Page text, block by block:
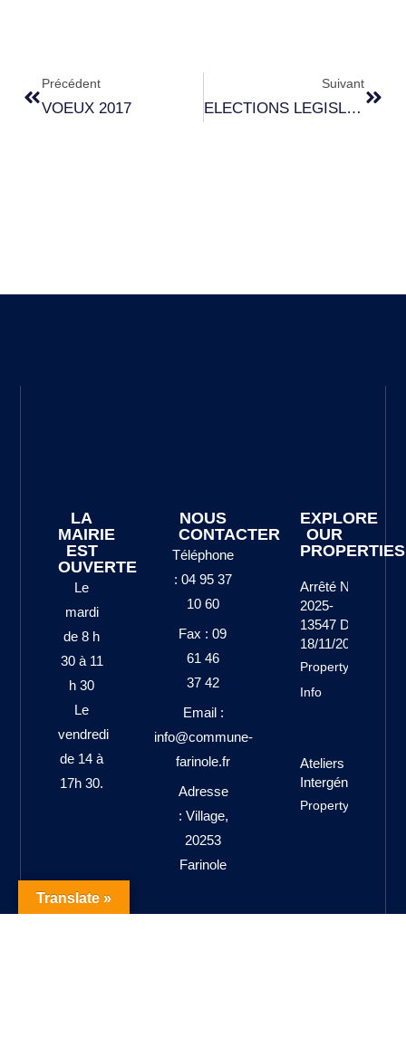
Précédent
VOEUX 2017
Suivant
ELECTIONS LEGISLATIVES
LA
MAIRIE
EST
OUVERTE
Le
mardi
de 8 h
30 à 11
h 30
Le
vendredi
de 14 à
17h 30.
NOUS
CONTACTER
Téléphone
: 04 95 37
10 60
Fax : 09
61 46
37 42
Email :
info@commune-
farinole.fr
Adresse
: Village,
20253
Farinole
EXPLORE
OUR
PROPERTIES
Arrêté N°
2025-
13547 Du
18/11/2025
Property
Info
Ateliers
Property Info
Translate »